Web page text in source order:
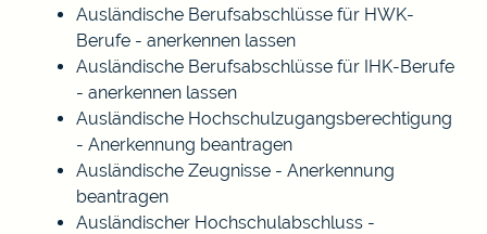
Ausländische Berufsabschlüsse für HWK-
Berufe - anerkennen lassen
Ausländische Berufsabschlüsse für IHK-Berufe
- anerkennen lassen
Ausländische Hochschulzugangsberechtigung
- Anerkennung beantragen
Ausländische Zeugnisse - Anerkennung
beantragen
Ausländischer Hochschulabschluss -